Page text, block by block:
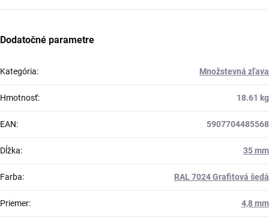
Dodatočné parametre
Kategória: Množstevná zľava
Hmotnosť: 18.61 kg
EAN: 5907704485568
Dĺžka: 35 mm
Farba: RAL 7024 Grafitová šedá
Priemer: 4,8 mm